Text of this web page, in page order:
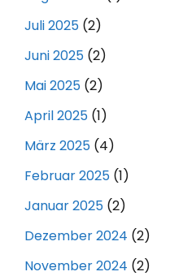
Juli 2025 (2)
Juni 2025 (2)
Mai 2025 (2)
April 2025 (1)
März 2025 (4)
Februar 2025 (1)
Januar 2025 (2)
Dezember 2024 (2)
November 2024 (2)